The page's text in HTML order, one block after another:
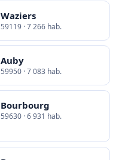
Waziers
59119 · 7 266 hab.
Auby
59950 · 7 083 hab.
Bourbourg
59630 · 6 931 hab.